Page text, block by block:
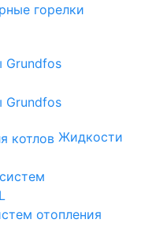
горелки
Grundfos
Grundfos
Жидкости
отопления